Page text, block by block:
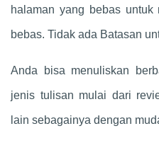
halaman yang bebas
bebas. Tidak ada Batasan
Anda bisa menuliskan
jenis tulisan mulai dari
lain sebagainya dengan